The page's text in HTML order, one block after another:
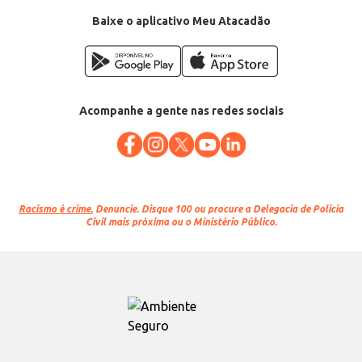
Baixe o aplicativo Meu Atacadão
Acompanhe a gente nas redes sociais
Racismo é crime. Denuncie. Disque 100 ou procure a Delegacia de Polícia
Civil mais próxima ou o Ministério Público.